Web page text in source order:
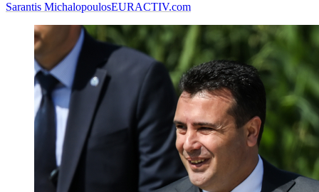
Sarantis MichalopoulosEURACTIV.com